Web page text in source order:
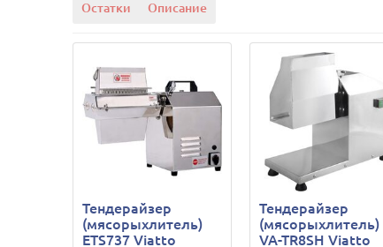
Остатки Описание
Тендерайзер
(мясорыхлитель)
ETS737 Viatto
Тендерайзер
(мясорыхлитель)
VA-TR8SH Viatto